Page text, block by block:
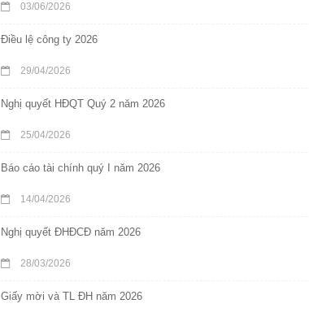
03/06/2026
Điều lệ công ty 2026
29/04/2026
Nghị quyết HĐQT Quý 2 năm 2026
25/04/2026
Báo cáo tài chính quý I năm 2026
14/04/2026
Nghị quyết ĐHĐCĐ năm 2026
28/03/2026
Giấy mời và TL ĐH năm 2026